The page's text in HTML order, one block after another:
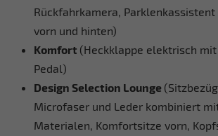
Rückfahrkamera,
vorn und hinten)
Komfort (Heckklappe elektrisch
Pedal)
Design Selection Lounge
Microfaser und Leder kombiniert
Materialen, Komfortsitze vorn,